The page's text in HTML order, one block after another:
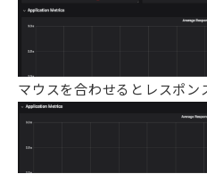
マウスを合わせるとレスポン